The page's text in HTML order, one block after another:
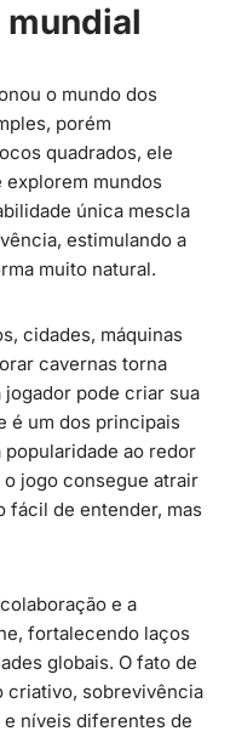
o mundo dos
porém
quadrados, ele
explorem mundos
única mescla
estimulando a
muito natural.
cidades, máquinas
cavernas torna
pode criar sua
é um dos principais
ao redor
jogo consegue atrair
fácil de entender, mas
e a
fortalecendo laços
globais. O fato de
sobrevivência
níveis diferentes de